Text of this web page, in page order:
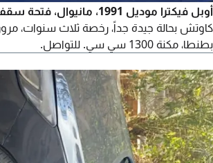
أوبل فيكترا موديل 1991،
كاوتش بحالة جيدة جداً، رخصة ثلاث سنوات،
بطنطا، مكنة 1300 سي سي. للتواصل.